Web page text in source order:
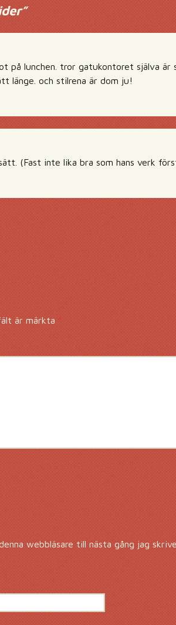
”
på lunchen. tror gatukontoret själva
länge. och stilrena är dom ju!
(Fast inte lika bra som hans verk
är märkta*
webbläsare till nästa gång jag